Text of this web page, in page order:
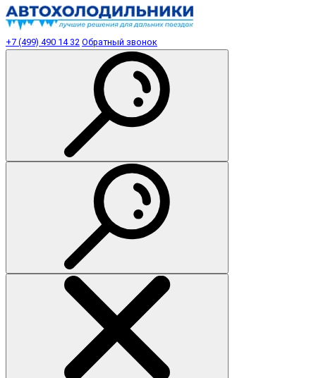
+7 (499) 490 14 32 Обратный звонок